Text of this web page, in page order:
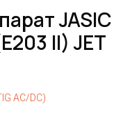
JASIC
II) JET
AC/DC)